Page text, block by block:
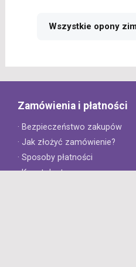
Wszystkie opony
Zamówienia i płatności
· Bezpieczeństwo zakupów
· Jak złożyć zamówienie?
· Sposoby płatności
· Koszt dostawy